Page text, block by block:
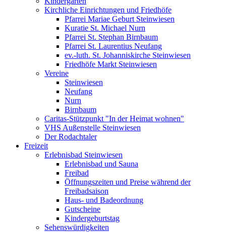
Kirchliche Einrichtungen und Friedhöfe
Pfarrei Mariae Geburt Steinwiesen
Kuratie St. Michael Nurn
Pfarrei St. Stephan Birnbaum
Pfarrei St. Laurentius Neufang
ev.-luth. St. Johanniskirche Steinwiesen
Friedhöfe Markt Steinwiesen
Vereine
Steinwiesen
Neufang
Nurn
Birnbaum
Caritas-Stützpunkt "In der Heimat wohnen"
VHS Außenstelle Steinwiesen
Der Rodachtaler
Freizeit
Erlebnisbad Steinwiesen
Erlebnisbad und Sauna
Freibad
Öffnungszeiten und Preise während der
Freibadsaison
Haus- und Badeordnung
Gutscheine
Kindergeburtstag
Sehenswürdigkeiten